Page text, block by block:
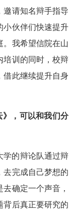
邀请知名辩手指导
小伙伴们快速提升
。我希望信院在山
培训的同时，校辩
借此继续提升自身
》，可以和我们分
学的辩论队通过辩
去完成自己梦想的
确定一个声音，
背后真正要研究的